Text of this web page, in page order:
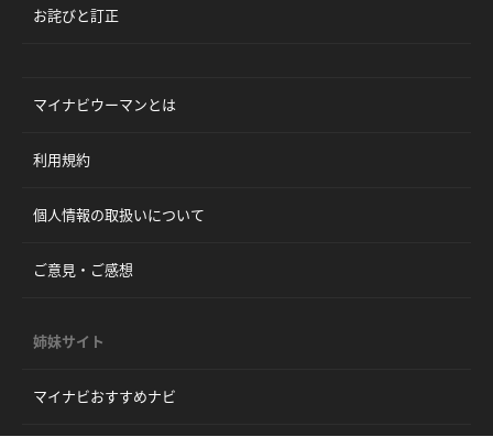
お詫びと訂正
マイナビウーマンとは
利用規約
個人情報の取扱いについて
ご意見・ご感想
姉妹サイト
マイナビおすすめナビ